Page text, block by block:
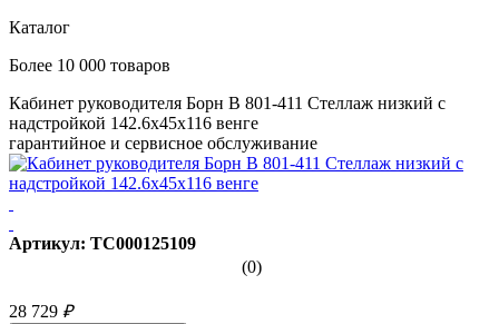
Каталог
Более 10 000 товаров
Кабинет руководителя Борн В 801-411 Стеллаж низкий с
надстройкой 142.6x45x116 венге
гарантийное и сервисное обслуживание
Артикул: ТС000125109
(0)
28 729 ₽